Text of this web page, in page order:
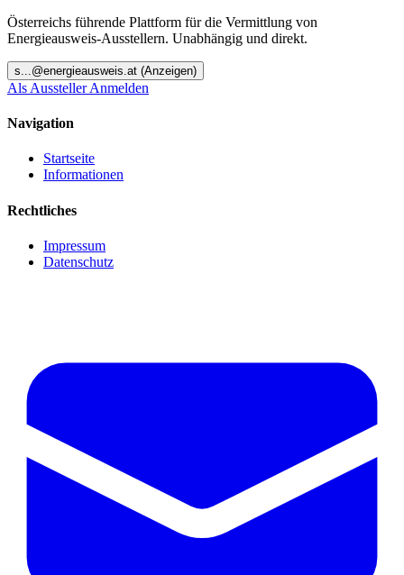
Österreichs führende Plattform für die Vermittlung von
Energieausweis-Ausstellern. Unabhängig und direkt.
s ...@energieausweis.at (Anzeigen)
Als Aussteller Anmelden
Navigation
Startseite
Informationen
Rechtliches
Impressum
Datenschutz